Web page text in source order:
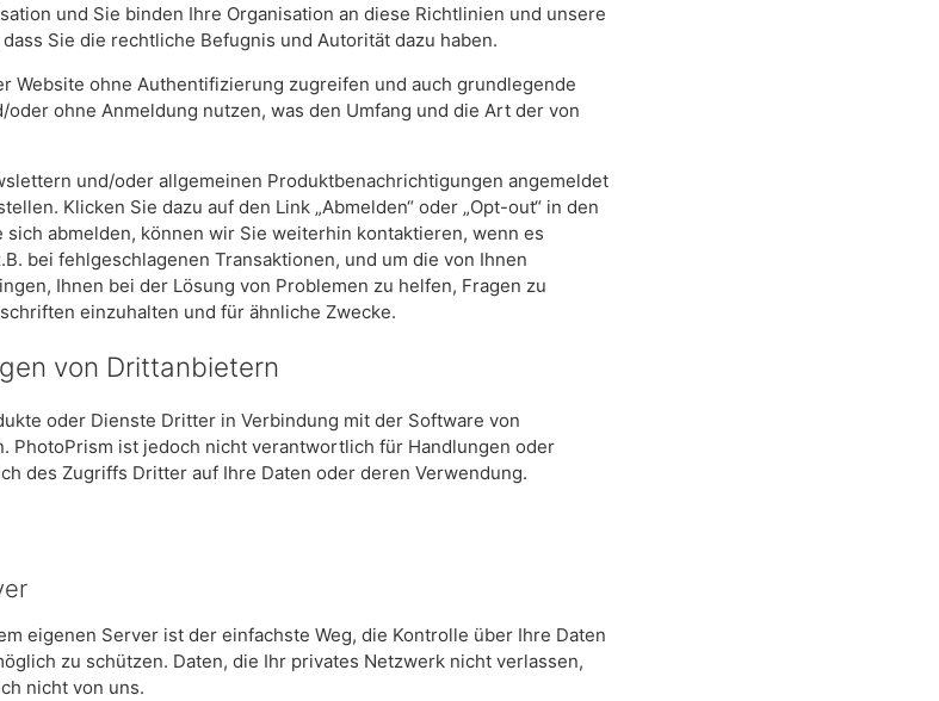
und Sie binden Ihre Organisation an diese Richtlinien und unsere
Sie die rechtliche Befugnis und Autorität dazu haben.
Website ohne Authentifizierung zugreifen und auch grundlegende
ohne Anmeldung nutzen, was den Umfang und die Art der von
und/oder allgemeinen Produktbenachrichtigungen angemeldet
Klicken Sie dazu auf den Link „Abmelden“ oder „Opt-out“ in den
abmelden, können wir Sie weiterhin kontaktieren, wenn es
bei fehlgeschlagenen Transaktionen, und um die von Ihnen
Ihnen bei der Lösung von Problemen zu helfen, Fragen zu
einzuhalten und für ähnliche Zwecke.
von Drittanbietern
oder Dienste Dritter in Verbindung mit der Software von
PhotoPrism ist jedoch nicht verantwortlich für Handlungen oder
des Zugriffs Dritter auf Ihre Daten oder deren Verwendung.
eigenen Server ist der einfachste Weg, die Kontrolle über Ihre Daten
zu schützen. Daten, die Ihr privates Netzwerk nicht verlassen,
nicht von uns.